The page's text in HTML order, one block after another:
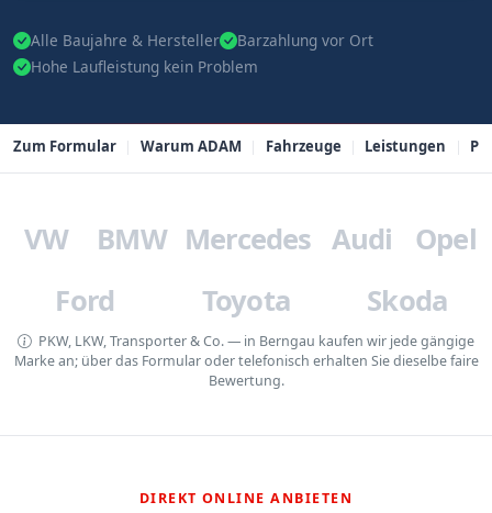
Alle Baujahre & Hersteller
Barzahlung vor Ort
Hohe Laufleistung kein Problem
Zum Formular Warum ADAM Fahrzeuge Leistungen
VW BMW Mercedes Audi
Opel
Ford
Toyota Skoda
PKW, LKW, Transporter & Co. — in Berngau kaufen wir jede gängige
Marke an; über das Formular oder telefonisch erhalten Sie dieselbe faire
Bewertung.
DIREKT ONLINE ANBIETEN